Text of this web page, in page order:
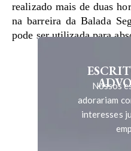
realizado mais de duas
na barreira da Balada
pode ser utilizada para
Nossos
adorariam
interesses